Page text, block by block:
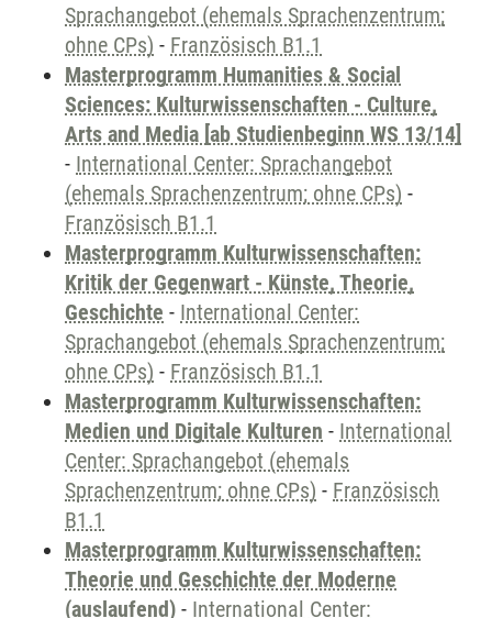
Sprachangebot (ehemals Sprachenzentrum;
ohne CPs) - Französisch B1.1
Masterprogramm Humanities & Social
Sciences: Kulturwissenschaften - Culture,
Arts and Media [ab Studienbeginn WS 13/14]
- International Center: Sprachangebot
(ehemals Sprachenzentrum; ohne CPs) -
Französisch B1.1
Masterprogramm Kulturwissenschaften:
Kritik der Gegenwart - Künste, Theorie,
Geschichte - International Center:
Sprachangebot (ehemals Sprachenzentrum;
ohne CPs) - Französisch B1.1
Masterprogramm Kulturwissenschaften:
Medien und Digitale Kulturen - International
Center: Sprachangebot (ehemals
Sprachenzentrum; ohne CPs) - Französisch
B1.1
Masterprogramm Kulturwissenschaften:
Theorie und Geschichte der Moderne
(auslaufend) - International Center: